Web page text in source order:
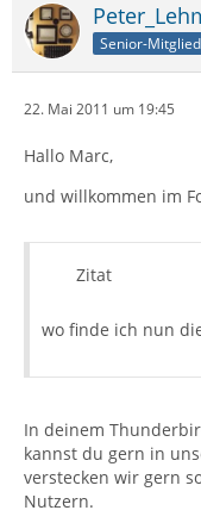
Senior-Mitglied
22. Mai 2011 um 19:45
Hallo Marc,
und willkommen im
Zitat
wo finde ich nun
In deinem
kannst du gern in
verstecken wir gern
Nutzern.